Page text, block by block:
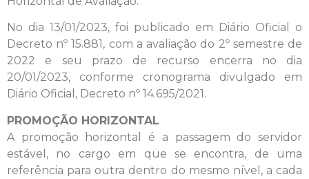
No dia 13/01/2023, foi publicado em Diário Oficial o
Decreto nº 15.881, com a avaliação do 2º semestre de
2022 e seu prazo de recurso encerra no dia
20/01/2023, conforme cronograma divulgado em
Diário Oficial, Decreto nº 14.695/2021.
PROMOÇÃO HORIZONTAL
A promoção horizontal é a passagem do servidor
estável, no cargo em que se encontra, de uma
referência para outra dentro do mesmo nível, a cada